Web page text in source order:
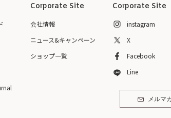
Corporate Site
会社情報
ニュース&キャンペーン
ショップ一覧
Corporate Site
instagram
X
Facebook
Line
メルマ